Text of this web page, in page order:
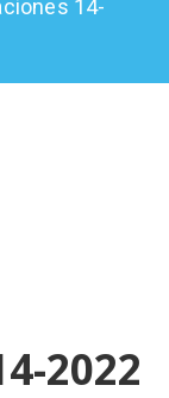
14-
2022